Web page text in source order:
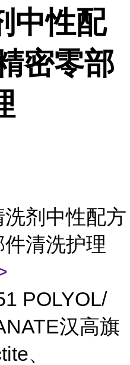
中性配
密零部
剂中性配方
清洗护理
POLYOL/
汉高旗
、